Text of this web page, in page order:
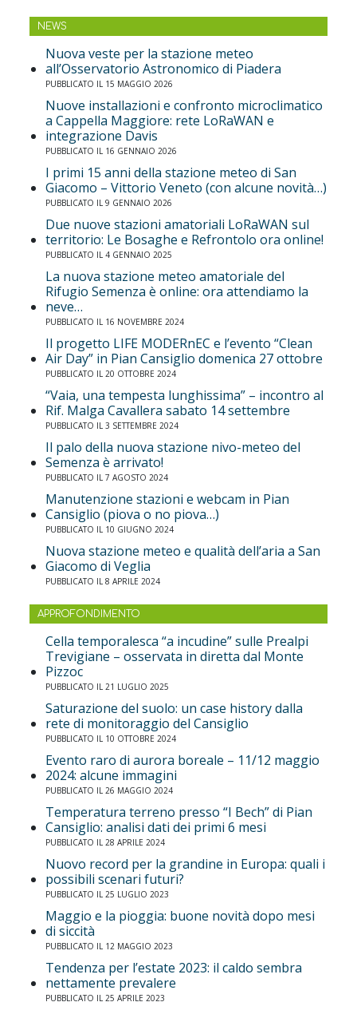
NEWS
Nuova veste per la stazione meteo
all’Osservatorio Astronomico di Piadera
PUBBLICATO IL 15 MAGGIO 2026
Nuove installazioni e confronto microclimatico
a Cappella Maggiore: rete LoRaWAN e
integrazione Davis
PUBBLICATO IL 16 GENNAIO 2026
I primi 15 anni della stazione meteo di San
Giacomo – Vittorio Veneto (con alcune novità…)
PUBBLICATO IL 9 GENNAIO 2026
Due nuove stazioni amatoriali LoRaWAN sul
territorio: Le Bosaghe e Refrontolo ora online!
PUBBLICATO IL 4 GENNAIO 2025
La nuova stazione meteo amatoriale del
Rifugio Semenza è online: ora attendiamo la
neve…
PUBBLICATO IL 16 NOVEMBRE 2024
Il progetto LIFE MODERnEC e l’evento “Clean
Air Day” in Pian Cansiglio domenica 27 ottobre
PUBBLICATO IL 20 OTTOBRE 2024
“Vaia, una tempesta lunghissima” – incontro al
Rif. Malga Cavallera sabato 14 settembre
PUBBLICATO IL 3 SETTEMBRE 2024
Il palo della nuova stazione nivo-meteo del
Semenza è arrivato!
PUBBLICATO IL 7 AGOSTO 2024
Manutenzione stazioni e webcam in Pian
Cansiglio (piova o no piova…)
PUBBLICATO IL 10 GIUGNO 2024
Nuova stazione meteo e qualità dell’aria a San
Giacomo di Veglia
PUBBLICATO IL 8 APRILE 2024
APPROFONDIMENTO
Cella temporalesca “a incudine” sulle Prealpi
Trevigiane – osservata in diretta dal Monte
Pizzoc
PUBBLICATO IL 21 LUGLIO 2025
Saturazione del suolo: un case history dalla
rete di monitoraggio del Cansiglio
PUBBLICATO IL 10 OTTOBRE 2024
Evento raro di aurora boreale – 11/12 maggio
2024: alcune immagini
PUBBLICATO IL 26 MAGGIO 2024
Temperatura terreno presso “I Bech” di Pian
Cansiglio: analisi dati dei primi 6 mesi
PUBBLICATO IL 28 APRILE 2024
Nuovo record per la grandine in Europa: quali i
possibili scenari futuri?
PUBBLICATO IL 25 LUGLIO 2023
Maggio e la pioggia: buone novità dopo mesi
di siccità
PUBBLICATO IL 12 MAGGIO 2023
Tendenza per l’estate 2023: il caldo sembra
nettamente prevalere
PUBBLICATO IL 25 APRILE 2023